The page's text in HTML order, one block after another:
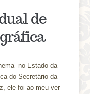
de
no Estado da
do Secretário da
ele foi ao meu ver